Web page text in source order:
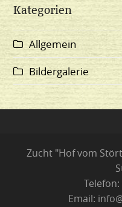
Kategorien
Allgemein
Bildergalerie
Zucht "Hof vom
Telefon:
Email: